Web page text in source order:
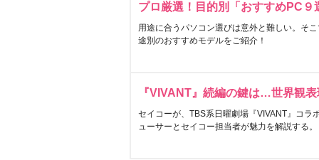
プロ厳選！目的別「おすすめPC９
用途に合うパソコン選びは意外と難しい。そ
途別のおすすめモデルをご紹介！
『VIVANT』続編の鍵は…世界観
セイコーが、TBS系日曜劇場『VIVANT』コラ
ューサーとセイコー担当者が魅力を解説する。